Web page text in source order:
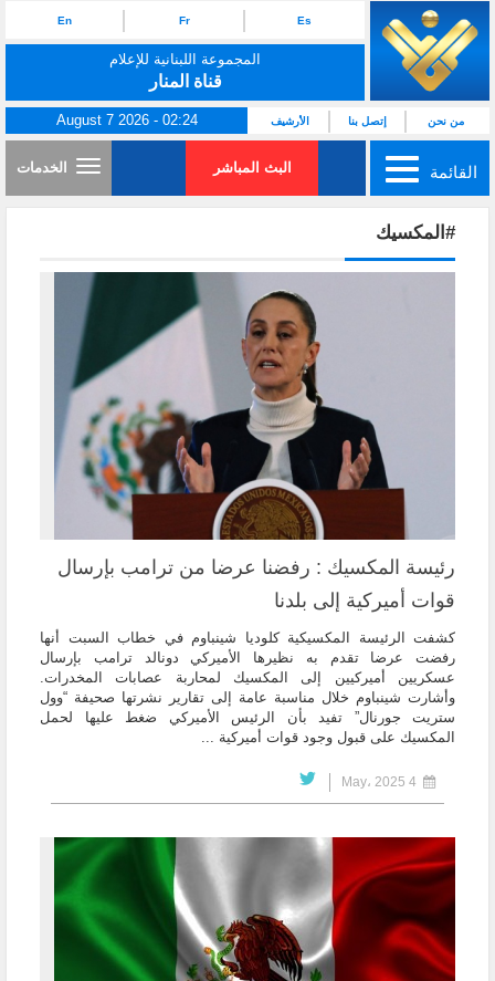
Es
Fr
En
المجموعة اللبنانية للإعلام
قناة المنار
من نحن إتصل بنا الأرشيف August 7 2026 - 02:24
القائمة البث المباشر الخدمات
#المكسيك
رئيسة المكسيك : رفضنا عرضا من ترامب بإرسال
قوات أميركية إلى بلدنا
كشفت الرئيسة المكسيكية كلوديا شينباوم في خطاب السبت أنها
رفضت عرضا تقدم به نظيرها الأميركي دونالد ترامب بإرسال
عسكريين أميركيين إلى المكسيك لمحاربة عصابات المخدرات.
وأشارت شينباوم خلال مناسبة عامة إلى تقارير نشرتها صحيفة “وول
ستريت جورنال” تفيد بأن الرئيس الأميركي ضغط عليها لحمل
المكسيك على قبول وجود قوات أميركية ...